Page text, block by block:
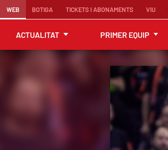
WEB BOTIGA TICKETS I ABONAMENTS VIU
ACTUALITAT PRIMER EQUIP